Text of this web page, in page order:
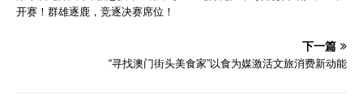
开赛！群雄逐鹿，竞逐决赛席位！
下一篇
“寻找澳门街头美食家”以食为媒激活文旅消费新动能